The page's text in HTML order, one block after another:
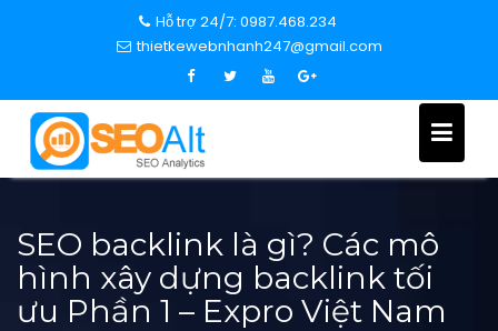
c
Hỗ trợ 24/7: 0987.468.234
thietkewebnhanh247@gmail.com
SEO backlink là gì? Các mô
hình xây dựng backlink tối
ưu Phần 1 – Expro Việt Nam